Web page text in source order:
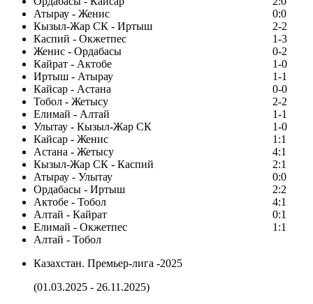
Атырау - Женис
0:0
Кызыл-Жар СК - Иртыш
2-2
Каспий - Окжетпес
1-3
Женис - Ордабасы
0-2
Кайрат - Актобе
1-0
Иртыш - Атырау
1-1
Кайсар - Астана
0-0
Тобол - Жетысу
2-2
Елимай - Алтай
1-1
Улытау - Кызыл-Жар СК
1-0
Кайсар - Женис
1:1
Астана - Жетысу
4:1
Кызыл-Жар СК - Каспий
2:1
Атырау - Улытау
0:0
Ордабасы - Иртыш
2:2
Актобе - Тобол
4:1
Алтай - Кайрат
0:1
Елимай - Окжетпес
1:1
Алтай - Тобол
Казахстан. Премьер-лига -2025
(01.03.2025 - 26.11.2025)